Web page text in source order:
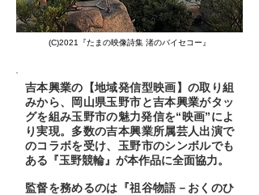
(C)2021『たまの映像詩集 渚のバイセコー』
吉本興業の【地域発信型映画】の取り組
みから、岡山県玉野市と吉本興業がタッ
グを組み玉野市の魅力発信を“映画”によ
り実現。多数の吉本興業所属芸人出演で
のコラボを受け、玉野市のシンボルでも
ある『玉野競輪』が本作品に全面協力。
監督を務めるのは『祖谷物語－おくのひ